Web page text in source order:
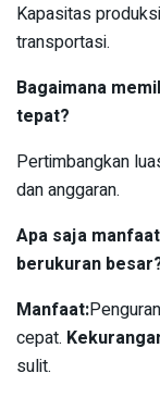
Kapasitas
transportasi.
Bagaimana
tepat?
Pertimbangkan
dan anggaran.
Apa saja
berukuran
Manfaat:
cepat.
sulit.